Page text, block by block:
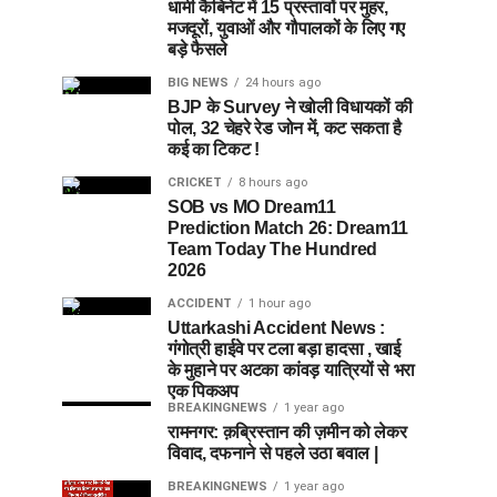
धामी कैबिनेट में 15 प्रस्तावों पर मुहर,
मजदूरों, युवाओं और गौपालकों के लिए गए
बड़े फैसले
BIG NEWS 24 hours ago
BJP के Survey ने खोली विधायकों की
पोल, 32 चेहरे रेड जोन में, कट सकता है
कई का टिकट !
CRICKET 8 hours ago
SOB vs MO Dream11
Prediction Match 26: Dream11
Team Today The Hundred
2026
ACCIDENT 1 hour ago
Uttarkashi Accident News :
गंगोत्री हाईवे पर टला बड़ा हादसा , खाई
के मुहाने पर अटका कांवड़ यात्रियों से भरा
एक पिकअप
BREAKINGNEWS 1 year ago
रामनगर: क़ब्रिस्तान की ज़मीन को लेकर
विवाद, दफनाने से पहले उठा बवाल |
BREAKINGNEWS 1 year ago